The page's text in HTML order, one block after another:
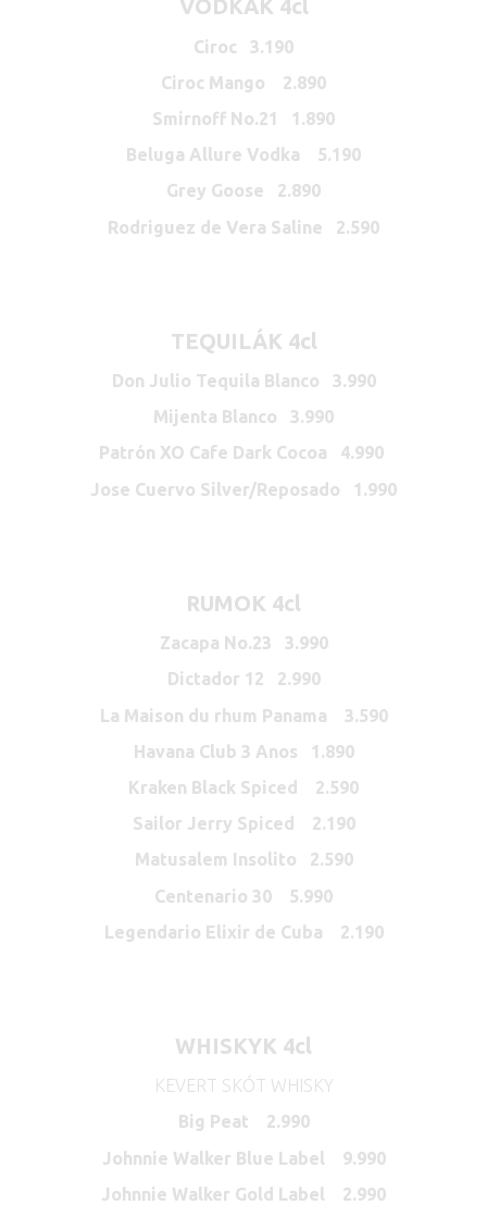
VODKÁK 4cl
Ciroc 3.190
Ciroc Mango 2.890
Smirnoff No.21 1.890
Beluga Allure Vodka 5.190
Grey Goose 2.890
Rodriguez de Vera Saline 2.590
TEQUILÁK 4cl
Don Julio Tequila Blanco 3.990
Mijenta Blanco 3.990
Patrón XO Cafe Dark Cocoa 4.990
Jose Cuervo Silver/Reposado 1.990
RUMOK 4cl
Zacapa No.23 3.990
Dictador 12 2.990
La Maison du rhum Panama 3.590
Havana Club 3 Anos 1.890
Kraken Black Spiced 2.590
Sailor Jerry Spiced 2.190
Matusalem Insolito 2.590
Centenario 30 5.990
Legendario Elixir de Cuba 2.190
WHISKYK 4cl
KEVERT SKÓT WHISKY
Big Peat 2.990
Johnnie Walker Blue Label 9.990
Johnnie Walker Gold Label 2.990